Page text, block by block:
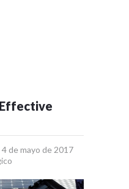
4 de mayo de 2017